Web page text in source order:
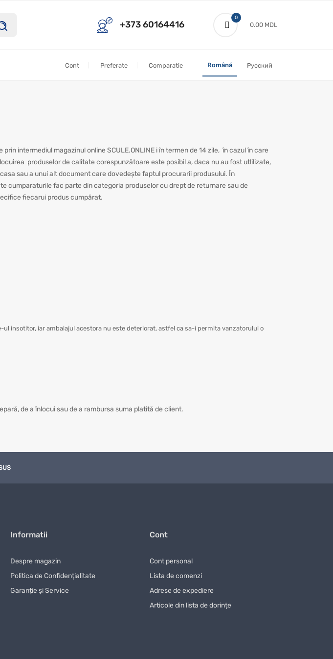
+373 60164416
0
0.00 MDL
Cont Preferate Comparatie Română Русский
intermediul magazinul online SCULE.ONLINE i în termen de 14 zile, în cazul în care
produselor de calitate corespunzătoare este posibil a, daca nu au fost utlilizate,
sau a unui alt document care dovedește faptul procurarii produsului. În
cumparaturile fac parte din categoria produselor cu drept de returnare sau de
fiecarui produs cumpărat.
insotitor, iar ambalajul acestora nu este deteriorat, astfel ca sa-i permita vanzatorului o
de a înlocui sau de a rambursa suma platită de client.
Informatii
Despre magazin
Politica de Confidențialitate
Garanție și Service
Cont
Cont personal
Lista de comenzi
Adrese de expediere
Articole din lista de dorințe